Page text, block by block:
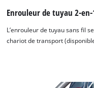
Enrouleur de tuyau 2-en-
L’enrouleur de tuyau sans fil
chariot de transport